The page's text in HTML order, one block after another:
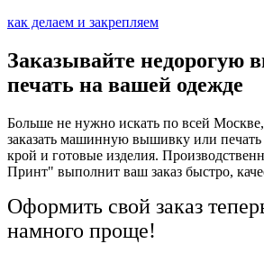
как делаем и закрепляем
Заказывайте недорогую
печать на вашей одежде
Больше не нужно искать по всей
заказать машинную вышивку или печать
крой и готовые изделия.
Принт" выполнит ваш заказ быстро,
Оформить свой заказ
намного проще!